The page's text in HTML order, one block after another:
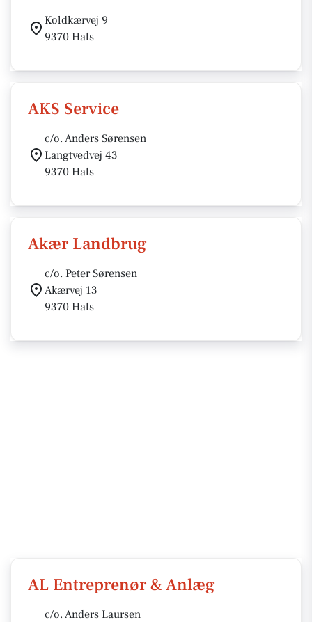
Koldkærvej 9
9370 Hals
AKS Service
c/o. Anders Sørensen
Langtvedvej 43
9370 Hals
Akær Landbrug
c/o. Peter Sørensen
Akærvej 13
9370 Hals
AL Entreprenør & Anlæg
c/o. Anders Laursen